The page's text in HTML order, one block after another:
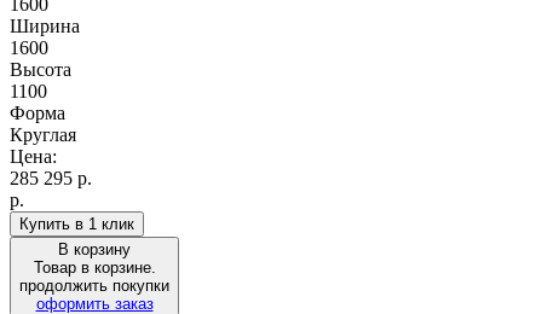
Ширина
1600
Высота
1100
Форма
Круглая
Цена:
285 295 р.
р.
Купить в 1 клик
В корзину
Товар в корзине.
продолжить покупки
оформить заказ